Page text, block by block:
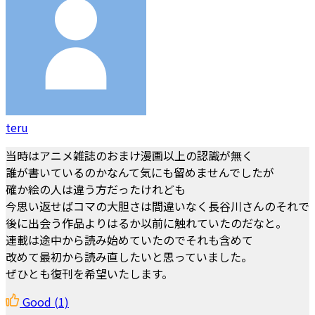
teru
当時はアニメ雑誌のおまけ漫画以上の認識が無く
誰が書いているのかなんて気にも留めませんでしたが
確か絵の人は違う方だったけれども
今思い返せばコマの大胆さは間違いなく長谷川さんのそれで
後に出会う作品よりはるか以前に触れていたのだなと。
連載は途中から読み始めていたのでそれも含めて
改めて最初から読み直したいと思っていました。
ぜひとも復刊を希望いたします。
Good (1)